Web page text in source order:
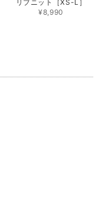
リブニット［XS-L］
¥8,990